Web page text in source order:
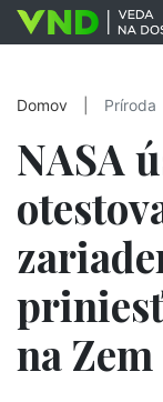
Domov Príroda
NASA
na Zem